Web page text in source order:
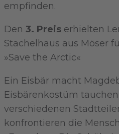
empfinden.
Den 3. Preis erhielten
Stachelhaus aus Möser
»Save the Arctic«
Ein Eisbär macht
Eisbärenkostüm
verschiedenen
konfrontieren die